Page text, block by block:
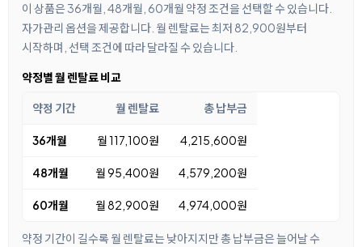
이 상품은 36개월, 48개월, 60개월 약정 조건을 선택할 수 있습니다.
자가관리 옵션을 제공합니다. 월 렌탈료는 최저 82,900원부터
시작하며, 선택 조건에 따라 달라질 수 있습니다.
약정별 월 렌탈료 비교
약정 기간 월 렌탈료 총 납부금
36개월 월 117,100원 4,215,600원
48개월 월 95,400원 4,579,200원
60개월 월 82,900원 4,974,000원
약정 기간이 길수록 월 렌탈료는 낮아지지만 총 납부금은 늘어날 수